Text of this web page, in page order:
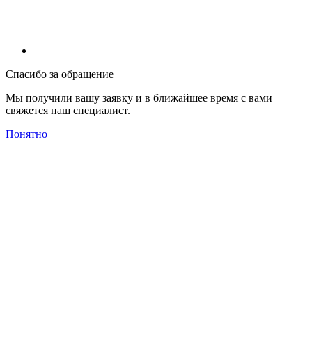
Спасибо за обращение
Мы получили вашу заявку и в ближайшее время с вами
свяжется наш специалист.
Понятно